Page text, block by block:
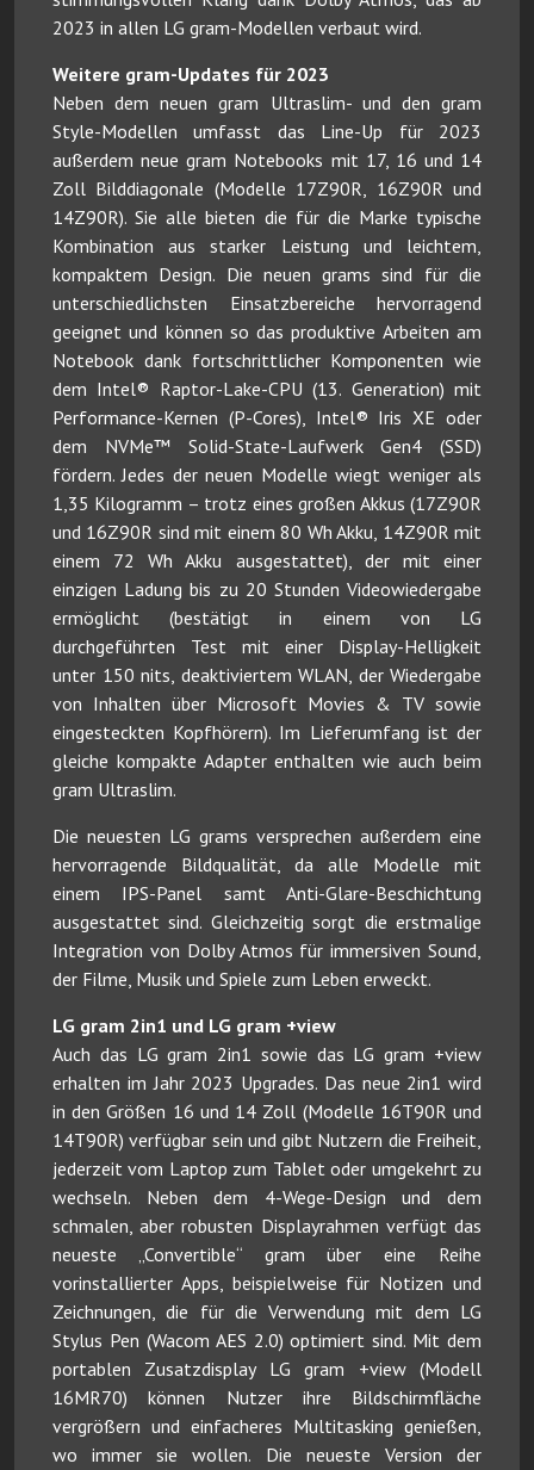
2023 in allen LG gram-Modellen verbaut wird.
Weitere gram-Updates für 2023
Neben dem neuen gram Ultraslim- und den gram
Style-Modellen umfasst das Line-Up für 2023
außerdem neue gram Notebooks mit 17, 16 und 14
Zoll Bilddiagonale (Modelle 17Z90R, 16Z90R und
14Z90R). Sie alle bieten die für die Marke typische
Kombination aus starker Leistung und leichtem,
kompaktem Design. Die neuen grams sind für die
unterschiedlichsten Einsatzbereiche hervorragend
geeignet und können so das produktive Arbeiten am
Notebook dank fortschrittlicher Komponenten wie
dem Intel® Raptor-Lake-CPU (13. Generation) mit
Performance-Kernen (P-Cores), Intel® Iris XE oder
dem NVMe™ Solid-State-Laufwerk Gen4 (SSD)
fördern. Jedes der neuen Modelle wiegt weniger als
1,35 Kilogramm – trotz eines großen Akkus (17Z90R
und 16Z90R sind mit einem 80 Wh Akku, 14Z90R mit
einem 72 Wh Akku ausgestattet), der mit einer
einzigen Ladung bis zu 20 Stunden Videowiedergabe
ermöglicht (bestätigt in einem von LG
durchgeführten Test mit einer Display-Helligkeit
unter 150 nits, deaktiviertem WLAN, der Wiedergabe
von Inhalten über Microsoft Movies & TV sowie
eingesteckten Kopfhörern). Im Lieferumfang ist der
gleiche kompakte Adapter enthalten wie auch beim
gram Ultraslim.
Die neuesten LG grams versprechen außerdem eine
hervorragende Bildqualität, da alle Modelle mit
einem IPS-Panel samt Anti-Glare-Beschichtung
ausgestattet sind. Gleichzeitig sorgt die erstmalige
Integration von Dolby Atmos für immersiven Sound,
der Filme, Musik und Spiele zum Leben erweckt.
LG gram 2in1 und LG gram +view
Auch das LG gram 2in1 sowie das LG gram +view
erhalten im Jahr 2023 Upgrades. Das neue 2in1 wird
in den Größen 16 und 14 Zoll (Modelle 16T90R und
14T90R) verfügbar sein und gibt Nutzern die Freiheit,
jederzeit vom Laptop zum Tablet oder umgekehrt zu
wechseln. Neben dem 4-Wege-Design und dem
schmalen, aber robusten Displayrahmen verfügt das
neueste „Convertible“ gram über eine Reihe
vorinstallierter Apps, beispielweise für Notizen und
Zeichnungen, die für die Verwendung mit dem LG
Stylus Pen (Wacom AES 2.0) optimiert sind. Mit dem
portablen Zusatzdisplay LG gram +view (Modell
16MR70) können Nutzer ihre Bildschirmfläche
vergrößern und einfacheres Multitasking genießen,
wo immer sie wollen. Die neueste Version der